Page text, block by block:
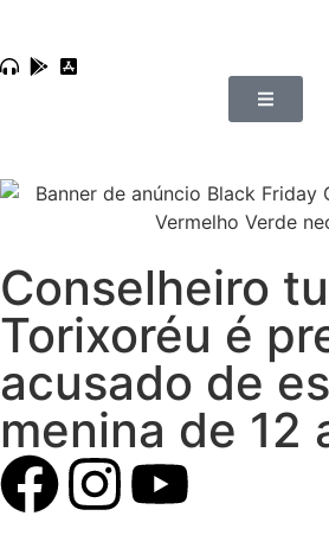
Conselheiro
Torixoréu é
acusado de
menina de 12